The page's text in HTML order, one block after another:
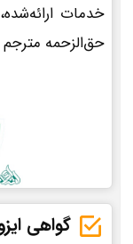
خدمات
حق‌الزحمه
گواهی